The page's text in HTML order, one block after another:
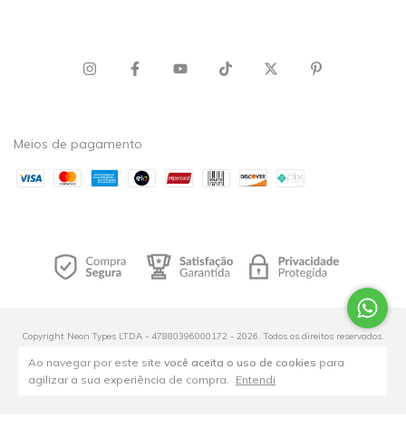
Ao navegar por este site você aceita o uso de cookies para
agilizar a sua experiência de compra. Entendi
Meios de pagamento
Copyright Neon Types LTDA - 47880396000172 - 2026. Todos os direitos reservados.